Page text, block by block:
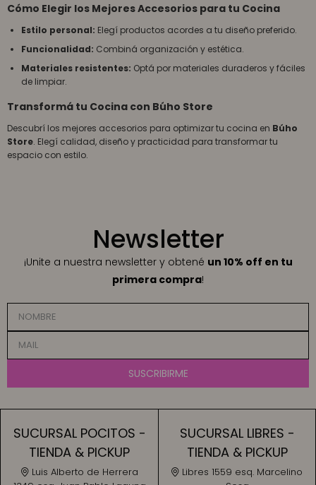
Cómo Elegir los Mejores Accesorios para tu Cocina
Estilo personal: Elegí productos acordes a tu diseño preferido.
Funcionalidad: Combiná organización y estética.
Materiales resistentes: Optá por materiales duraderos y fáciles
de limpiar.
Transformá tu Cocina con Búho Store
Descubrí los mejores accesorios para optimizar tu cocina en Búho
Store. Elegí calidad, diseño y practicidad para transformar tu
espacio con estilo.
Newsletter
¡Unite a nuestra newsletter y obtené un 10% off en tu
primera compra!
SUSCRIBIRME
SUCURSAL POCITOS -
TIENDA & PICKUP
Luis Alberto de Herrera
SUCURSAL LIBRES -
TIENDA & PICKUP
Libres 1559 esq. Marcelino